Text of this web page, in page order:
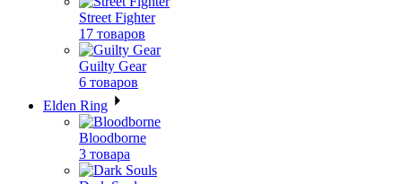
Street Fighter
17 товаров
Guilty Gear
6 товаров
Elden Ring
Bloodborne
3 товара